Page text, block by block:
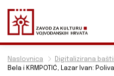
Naslovnica Digitalizirana
Bela i KRMPOTIĆ, Lazar Ivan: